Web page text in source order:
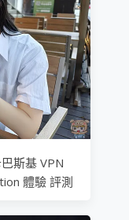
斯基 VPN
體驗 評測